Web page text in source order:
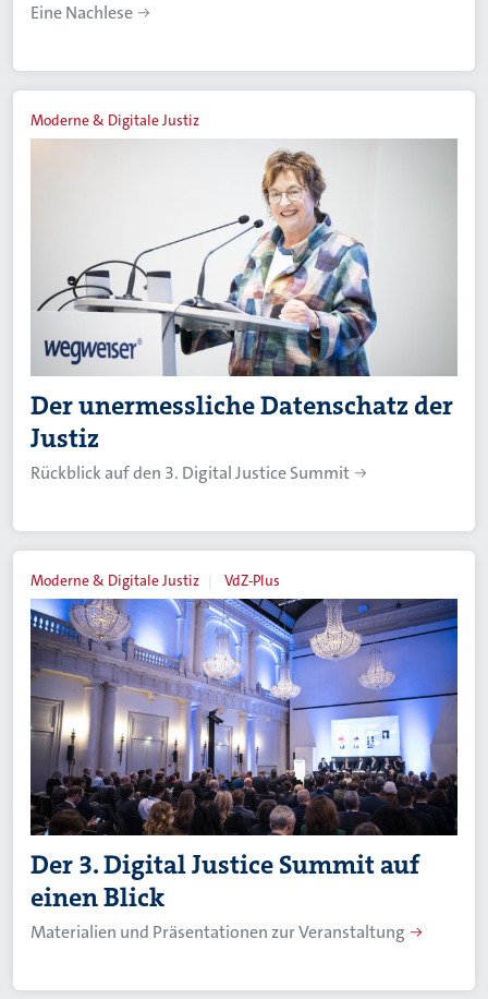
Eine Nachlese
Moderne & Digitale Justiz
Der unermessliche Datenschatz der
Justiz
Rückblick auf den 3. Digital Justice Summit
Moderne & Digitale Justiz VdZ-Plus
Der 3. Digital Justice Summit auf
einen Blick
Materialien und Präsentationen zur Veranstaltung